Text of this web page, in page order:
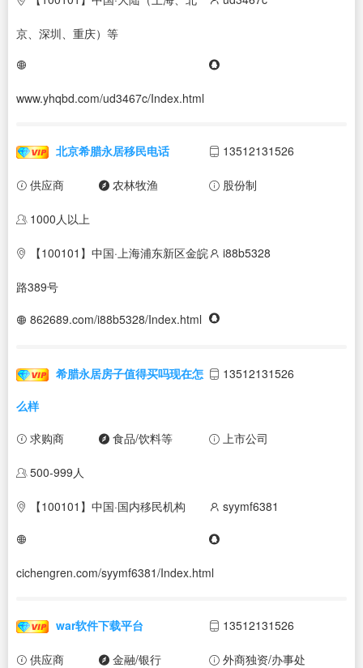
京、深圳、重庆）等
www.yhqbd.com/ud3467c/Index.html
北京希腊永居移民电话 13512131526
供应商 农林牧渔 股份制
1000人以上
【100101】中国·上海浦东新区金皖
路389号
i88b5328
862689.com/i88b5328/Index.html
希腊永居房子值得买吗现在怎
么样
13512131526
求购商 食品/饮料等 上市公司
500-999人
【100101】中国·国内移民机构 syymf6381
cichengren.com/syymf6381/Index.html
war软件下载平台 13512131526
供应商 金融/银行 外商独资/办事处